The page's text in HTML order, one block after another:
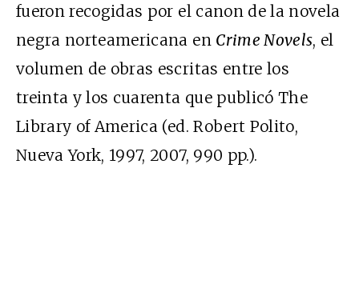
fueron recogidas por el canon de la novela
negra norteamericana en Crime Novels, el
volumen de obras escritas entre los
treinta y los cuarenta que publicó The
Library of America (ed. Robert Polito,
Nueva York, 1997, 2007, 990 pp.).